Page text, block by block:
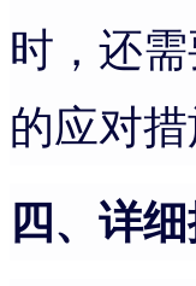
时，还
的应对措
四、详